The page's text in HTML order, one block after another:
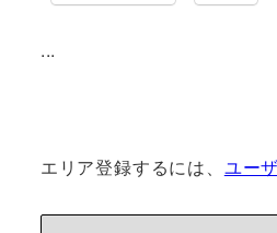
...
エリア登録するには、 ユー